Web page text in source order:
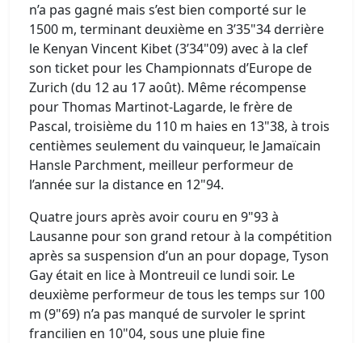
n’a pas gagné mais s’est bien comporté sur le
1500 m, terminant deuxième en 3’35"34 derrière
le Kenyan Vincent Kibet (3’34"09) avec à la clef
son ticket pour les Championnats d’Europe de
Zurich (du 12 au 17 août). Même récompense
pour Thomas Martinot-Lagarde, le frère de
Pascal, troisième du 110 m haies en 13"38, à trois
centièmes seulement du vainqueur, le Jamaïcain
Hansle Parchment, meilleur performeur de
l’année sur la distance en 12"94.
Quatre jours après avoir couru en 9"93 à
Lausanne pour son grand retour à la compétition
après sa suspension d’un an pour dopage, Tyson
Gay était en lice à Montreuil ce lundi soir. Le
deuxième performeur de tous les temps sur 100
m (9"69) n’a pas manqué de survoler le sprint
francilien en 10"04, sous une pluie fine